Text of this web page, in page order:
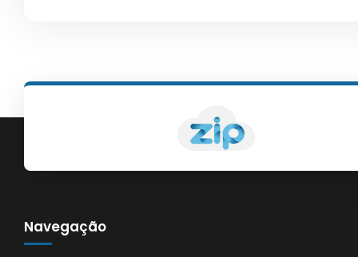
Navegação